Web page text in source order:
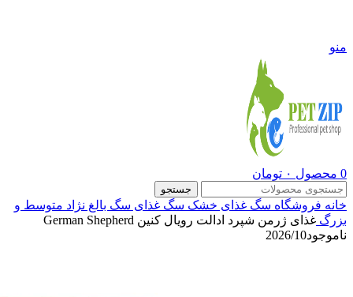
منو
0 محصول ۰ تومان
جستجو
خانه فروشگاه سگ غذای خشک سگ غذای سگ بالغ نژاد متوسط و
بزرگ غذای ژرمن شپرد ادالت رویال کنین German Shepherd
ناموجود2026/10